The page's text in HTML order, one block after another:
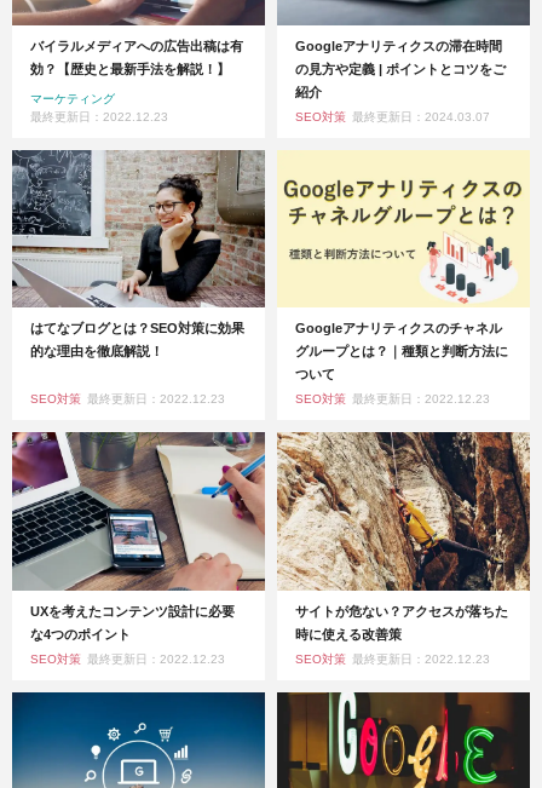
バイラルメディアへの広告出稿は有
効？【歴史と最新手法を解説！】
マーケティング
最終更新日：2022.12.23
Googleアナリティクスの滞在時間
の見方や定義 | ポイントとコツをご
紹介
SEO対策 最終更新日：2024.03.07
はてなブログとは？SEO対策に効果
的な理由を徹底解説！
SEO対策 最終更新日：2022.12.23
Googleアナリティクスのチャネル
グループとは？｜種類と判断方法に
ついて
SEO対策 最終更新日：2022.12.23
UXを考えたコンテンツ設計に必要
な4つのポイント
SEO対策 最終更新日：2022.12.23
サイトが危ない？アクセスが落ちた
時に使える改善策
SEO対策 最終更新日：2022.12.23